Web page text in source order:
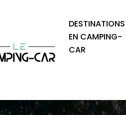
DESTINATIONS
EN CAMPING-
CAR